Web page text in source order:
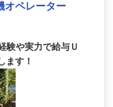
オペレーター
験や実力で給与Ｕ
ます！